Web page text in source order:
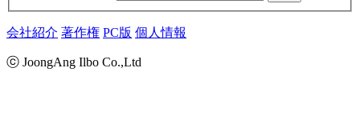
会社紹介 著作権 PC版 個人情報
ⓒ JoongAng Ilbo Co.,Ltd